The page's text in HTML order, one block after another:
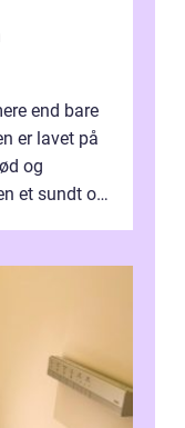
end bare
er lavet på
og
et sundt og